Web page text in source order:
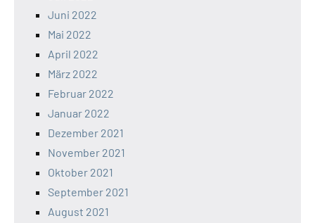
Juni 2022
Mai 2022
April 2022
März 2022
Februar 2022
Januar 2022
Dezember 2021
November 2021
Oktober 2021
September 2021
August 2021